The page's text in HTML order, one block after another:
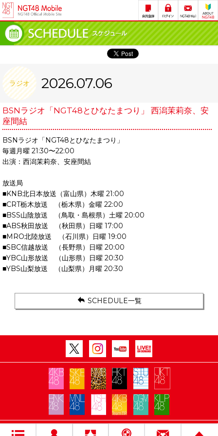
ラジオ 2026.07.06
BSNラジオ「NGT48とひなたまつり」 西潟茉莉奈、安
座間結
BSNラジオ「NGT48とひなたまつり」
毎週月曜 21:30〜22:00
出演：西潟茉莉奈、安座間結
放送局
■KNB北日本放送（富山県）木曜 21:00
■CRT栃木放送 （栃木県）金曜 22:00
■BSS山陰放送 （鳥取・島根県）土曜 20:00
■ABS秋田放送 （秋田県）日曜 17:00
■MRO北陸放送 （石川県）日曜 19:00
■SBC信越放送 （長野県）日曜 20:00
■YBC山形放送 （山形県）日曜 20:30
■YBS山梨放送 （山梨県）月曜 20:30
SCHEDULE一覧